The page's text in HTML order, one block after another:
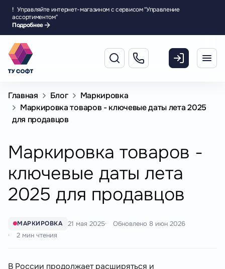
! Управляйте интернет-магазином с сервисом "Управление
ассортиментом"
Подробнее
Главная Блог
Маркировка
Маркировка товаров - ключевые даты лета 2025
для продавцов
Маркировка товаров -
ключевые даты лета
2025 для продавцов
МАРКИРОВКА 21 мая 2025 Обновлено8 июн 2026
2 мин чтения
В России продолжает расширяться и